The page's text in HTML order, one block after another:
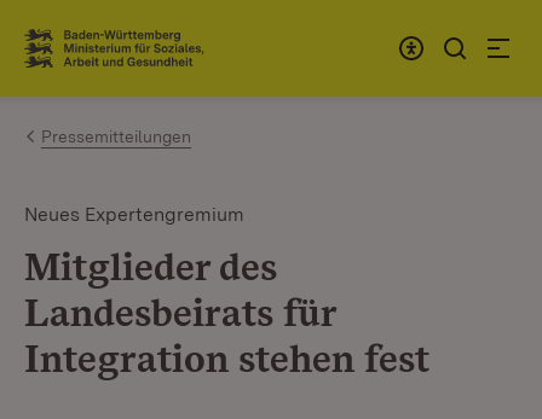
Zum Inhalt springen
Link zur Startseite
Pressemitteilungen
Neues Expertengremium
Mitglieder des
Landesbeirats für
Integration stehen fest